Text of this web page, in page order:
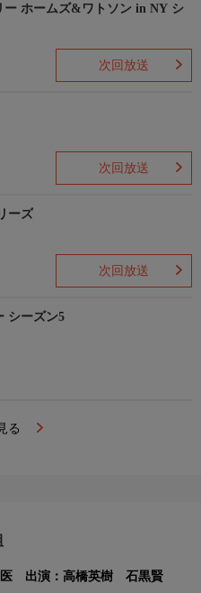
ー ホームズ&ワトソン in NY シ
次回放送
次回放送
ーズ
次回放送
シーズン5
る
医 出演：高橋英樹 石黒賢